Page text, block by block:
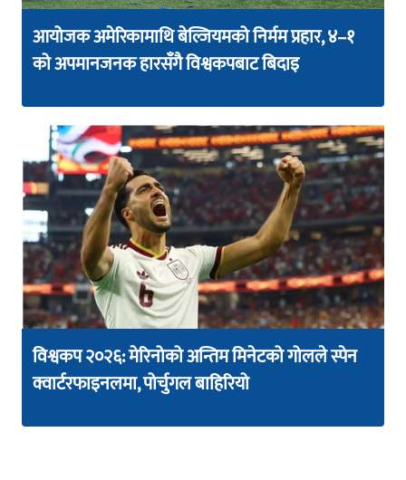
आयोजक अमेरिकामाथि बेल्जियमको निर्मम प्रहार, ४–१
को अपमानजनक हारसँगै विश्वकपबाट बिदाइ
विश्वकप २०२६: मेरिनोको अन्तिम मिनेटको गोलले स्पेन
क्वार्टरफाइनलमा, पोर्चुगल बाहिरियो